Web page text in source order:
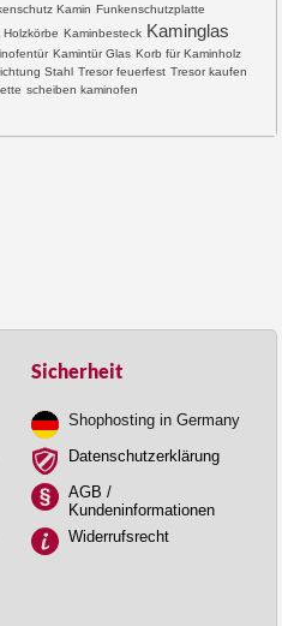
Kamin Funkenschutzplatte
Holzkörbe Kaminbesteck Kaminglas
Kamintür Glas Korb für Kaminholz
Stahl Tresor feuerfest Tresor kaufen
scheiben kaminofen
Sicherheit
Shophosting in Germany
Datenschutzerklärung
AGB /
Kundeninformationen
Widerrufsrecht